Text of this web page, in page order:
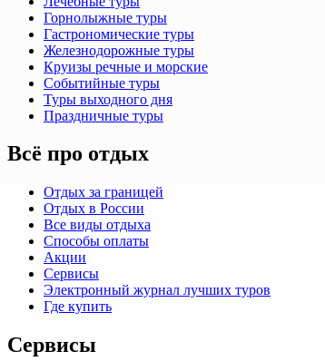
Горнолыжные туры
Гастрономические туры
Железнодорожные туры
Круизы речные и морские
Событийные туры
Туры выходного дня
Праздничные туры
Всё про отдых
Отдых за границей
Отдых в России
Все виды отдыха
Способы оплаты
Акции
Сервисы
Электронный журнал лучших туров
Где купить
Сервисы